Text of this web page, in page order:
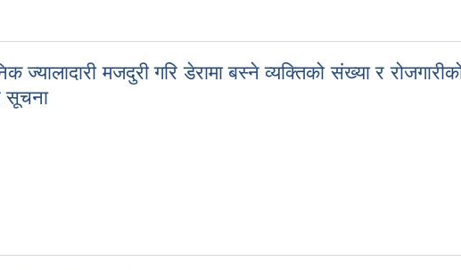
ज्यालादारी मजदुरी गरि डेरामा बस्ने व्यक्तिको संख्या र
सूचना